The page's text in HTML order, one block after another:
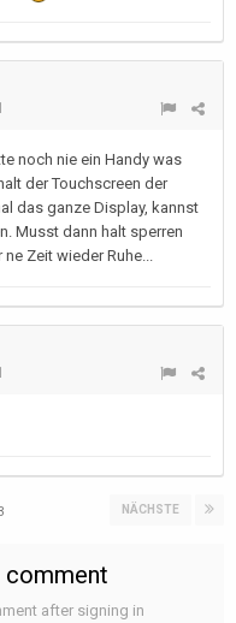
noch nie ein Handy was
der Touchscreen der
das ganze Display, kannst
Musst dann halt sperren
Zeit wieder Ruhe...
NÄCHSTE
comment
after signing in